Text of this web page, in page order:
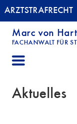
ARZTSTRAFRECHT
Marc von
FACHANWALT FÜR
Aktuelles